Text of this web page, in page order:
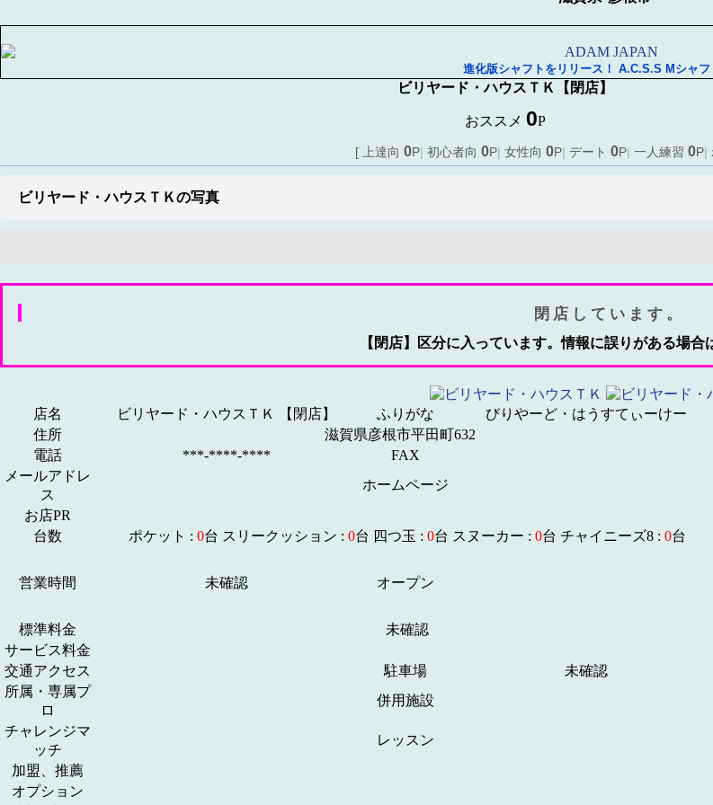
進化版シャフトをリリース！ A.C.S.S Mシャフ
ビリヤード・ハウスＴＫ 【閉店】
おススメ 0P
[ 上達向 0P 初心者向 0P 女性向 0P デート 0P 一人練習 0P
ビリヤード・ハウスＴＫの写真
閉店しています。
【閉店】区分に入っています。情報に誤りがある場合
店名 ビリヤード・ハウスＴＫ 【閉店】 ふりがな
びりやーど・はうすてぃーけー
住所
滋賀県彦根市平田町632
電話
***-****-****
FAX
メールアドレ
ス
ホームページ
お店PR
台数
ポケット : 0台 スリークッション : 0台 四つ玉 : 0台 スヌーカー : 0台 チャイニーズ8 : 0台
営業時間 未確認 オープン
標準料金
未確認
サービス料金
交通アクセス
駐車場
未確認
所属・専属プ
ロ
併用施設
チャレンジマ
ッチ
レッスン
加盟、推薦
オプション